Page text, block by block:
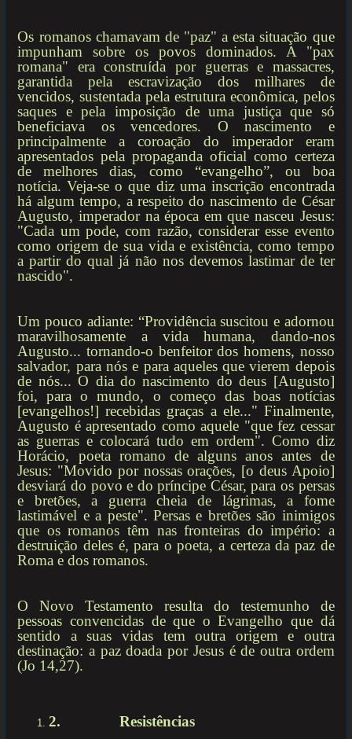
Os romanos chamavam de "paz" a esta situação que
impunham sobre os povos dominados. A "pax
romana" era construída por guerras e massacres,
garantida pela escravização dos milhares de
vencidos, sustentada pela estrutura econômica, pelos
saques e pela imposição de uma justiça que só
beneficiava os vencedores. O nascimento e
principalmente a coroação do imperador eram
apresentados pela propaganda oficial como certeza
de melhores dias, como “evangelho”, ou boa
notícia. Veja-se o que diz uma inscrição encontrada
há algum tempo, a respeito do nascimento de César
Augusto, imperador na época em que nasceu Jesus:
"Cada um pode, com razão, considerar esse evento
como origem de sua vida e existência, como tempo
a partir do qual já não nos devemos lastimar de ter
nascido".
Um pouco adiante: “Providência suscitou e adornou
maravilhosamente a vida humana, dando-nos
Augusto... tornando-o benfeitor dos homens, nosso
salvador, para nós e para aqueles que vierem depois
de nós... O dia do nascimento do deus [Augusto]
foi, para o mundo, o começo das boas notícias
[evangelhos!] recebidas graças a ele..." Finalmente,
Augusto é apresentado como aquele "que fez cessar
as guerras e colocará tudo em ordem". Como diz
Horácio, poeta romano de alguns anos antes de
Jesus: "Movido por nossas orações, [o deus Apoio]
desviará do povo e do príncipe César, para os persas
e bretões, a guerra cheia de lágrimas, a fome
lastimável e a peste". Persas e bretões são inimigos
que os romanos têm nas fronteiras do império: a
destruição deles é, para o poeta, a certeza da paz de
Roma e dos romanos.
O Novo Testamento resulta do testemunho de
pessoas convencidas de que o Evangelho que dá
sentido a suas vidas tem outra origem e outra
destinação: a paz doada por Jesus é de outra ordem
(Jo 14,27).
2.Resistências